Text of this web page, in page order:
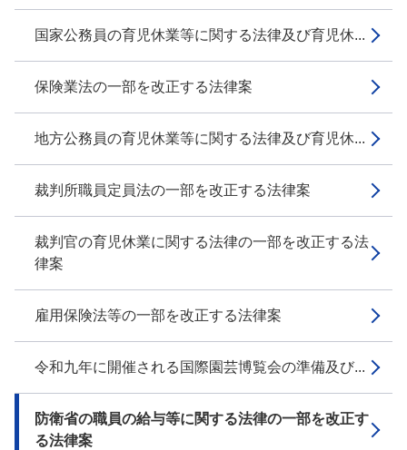
国家公務員の育児休業等に関する法律及び育児休...
保険業法の一部を改正する法律案
地方公務員の育児休業等に関する法律及び育児休...
裁判所職員定員法の一部を改正する法律案
裁判官の育児休業に関する法律の一部を改正する法
律案
雇用保険法等の一部を改正する法律案
令和九年に開催される国際園芸博覧会の準備及び...
防衛省の職員の給与等に関する法律の一部を改正す
る法律案